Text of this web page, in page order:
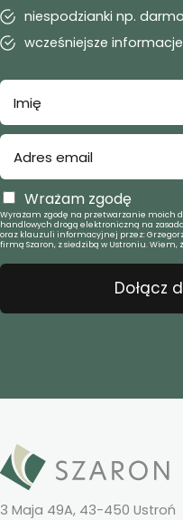
niespodzianki np.
wcześniejsze
Wrażam zgodę
Wyrażam zgodę na przetwarzanie moich
handlowych drogą elektroniczną na
oraz klauzuli informacyjnej przez:
firmą Szaron, z siedzibą w Ustroniu. Wiem,
Dołącz
3 Maja 49A, 43-450 Ustroń